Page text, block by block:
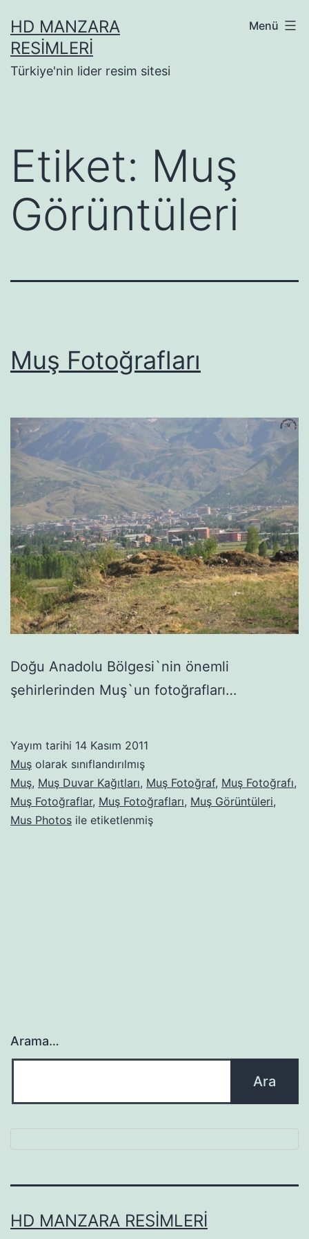
geçHD MANZARA
RESIMLERI
Türkiye'nin lider resim sitesi
Menü
Etiket: Muş
Görüntüleri
Muş Fotoğrafları
Doğu Anadolu Bölgesi`nin önemli
şehirlerinden Muş`un fotoğrafları…
Yayım tarihi 14 Kasım 2011
Muş olarak sınıflandırılmış
Muş, Muş Duvar Kağıtları, Muş Fotoğraf, Muş Fotoğrafı,
Muş Fotoğraflar, Muş Fotoğrafları, Muş Görüntüleri,
Mus Photos ile etiketlenmiş
Arama…
HD MANZARA RESIMLERI